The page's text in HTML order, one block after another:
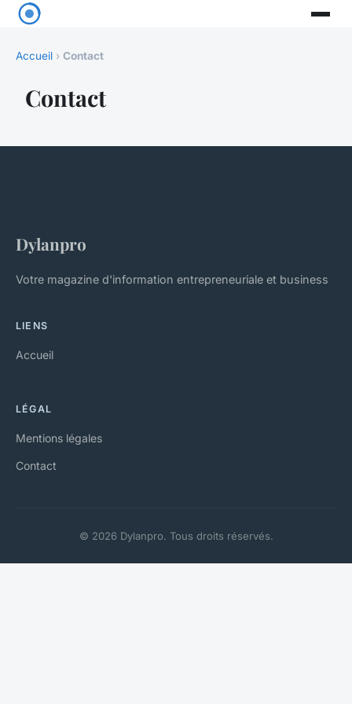
Accueil › Contact
Contact
Dylanpro
Votre magazine d'information entrepreneuriale et business
LIENS
Accueil
LÉGAL
Mentions légales
Contact
© 2026 Dylanpro. Tous droits réservés.